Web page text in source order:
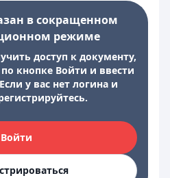
в сокращенном
режиме
доступ к документу,
кнопке Войти и ввести
у вас нет логина и
Войти